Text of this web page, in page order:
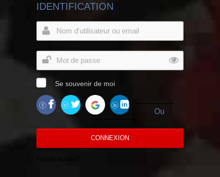
IDENTIFICATION
Se souvenir de moi
Ou
CONNEXION